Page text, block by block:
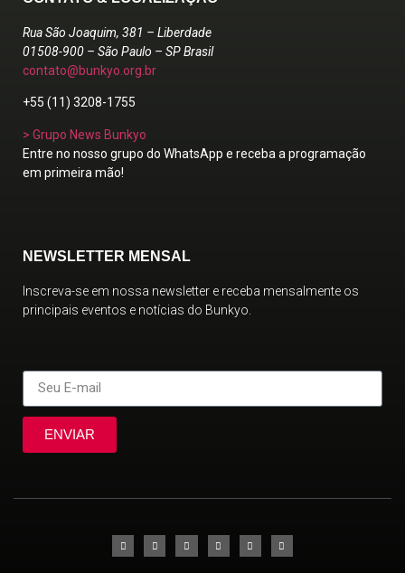
Rua São Joaquim, 381 – Liberdade
01508-900 – São Paulo – SP Brasil
contato@bunkyo.org.br
+55 (11) 3208-1755
> Grupo News Bunkyo
Entre no nosso grupo do WhatsApp e receba a programação
em primeira mão!
NEWSLETTER MENSAL
Inscreva-se em nossa newsletter e receba mensalmente os
principais eventos e notícias do Bunkyo.
ENVIAR